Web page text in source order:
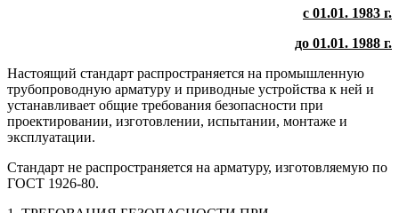
с 01.01. 1983 г.
до 01.01. 1988 г.
Настоящий стандарт распространяется на промышленную
трубопроводную арматуру и приводные устройства к ней и
устанавливает общие требования безопасности при
проектировании, изготовлении, испытании, монтаже и
эксплуатации.
Стандарт не распространяется на арматуру, изготовляемую по
ГОСТ 1926-80.